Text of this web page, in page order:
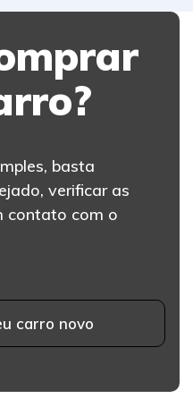
basta
verificar as
contato com o
carro novo